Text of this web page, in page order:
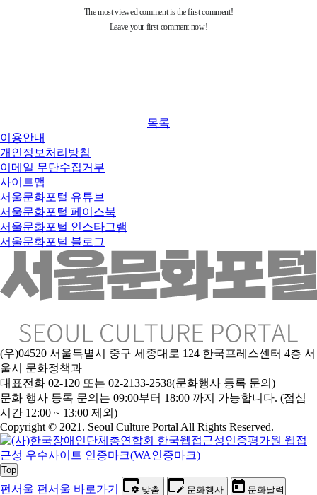
목록
이용안내
개인정보처리방침
이메일 무단수집거부
사이트맵
서울문화포털 유튜브
서울문화포털 페이스북
서울문화포털 인스타그램
서울문화포털 블로그
(우)04520 서울특별시 중구 세종대로 124 한국프레스센터 4층 서
울시 문화정책과
대표전화 02-120 또는 02-2133-2538(문화행사 등록 문의)
문화 행사 등록 문의는 09:00부터 18:00 까지 가능합니다. (점심
시간 12:00 ~ 13:00 제외)
Copyright © 2021. Seoul Culture Portal All Rights Reserved.
Top
펀서울 펀서울 바로가기 맞춤 문화행사 문화달력